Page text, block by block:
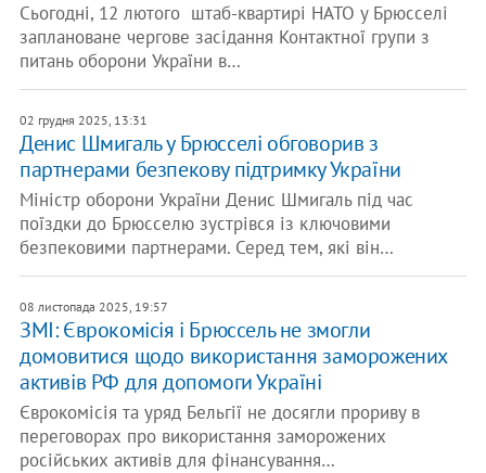
Сьогодні, 12 лютого штаб-квартирі НАТО у Брюсселі
заплановане чергове засідання Контактної групи з
питань оборони України в…
02 грудня 2025, 13:31
Денис Шмигаль у Брюсселі обговорив з
партнерами безпекову підтримку України
Міністр оборони України Денис Шмигаль під час
поїздки до Брюсселю зустрівся із ключовими
безпековими партнерами. Серед тем, які він…
08 листопада 2025, 19:57
ЗМІ: Єврокомісія і Брюссель не змогли
домовитися щодо використання заморожених
активів РФ для допомоги Україні
Єврокомісія та уряд Бельгії не досягли прориву в
переговорах про використання заморожених
російських активів для фінансування…